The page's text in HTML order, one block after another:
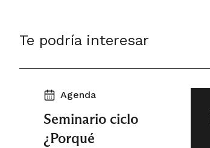
Te podría interesar
Agenda
Seminario ciclo
¿Porqué